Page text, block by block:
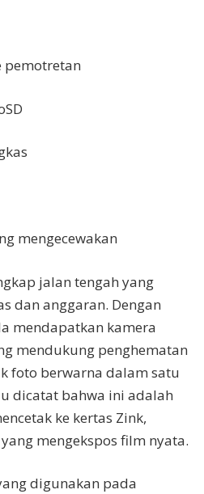
pemotretan
mengecewakan
jalan tengah yang
dan anggaran. Dengan
mendapatkan kamera
mendukung penghematan
foto berwarna dalam satu
dicatat bahwa ini adalah
ke kertas Zink,
mengekspos film nyata.
digunakan pada